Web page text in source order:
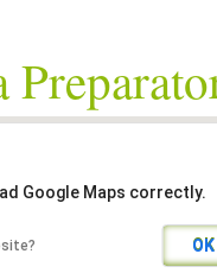
Google Maps correctly.
OK